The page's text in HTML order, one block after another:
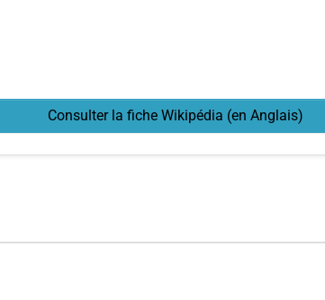
Consulter la fiche Wikipédia (en Anglais)